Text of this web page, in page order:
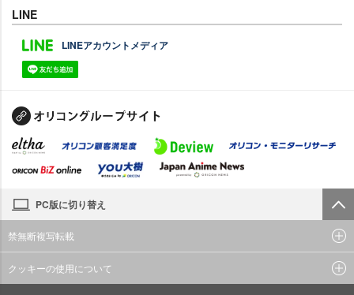
LINE
LINEアカウントメディア
PC版に切り替え
禁無断複写転載
クッキーの使用について